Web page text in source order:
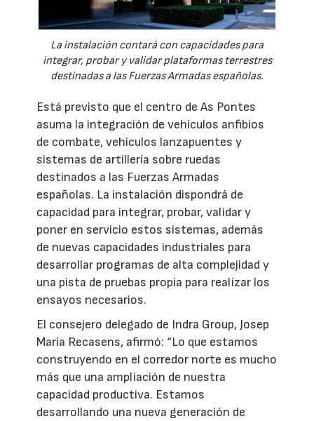
La instalación contará con capacidades para
integrar, probar y validar plataformas terrestres
destinadas a las Fuerzas Armadas españolas.
Está previsto que el centro de As Pontes
asuma la integración de vehículos anfibios
de combate, vehículos lanzapuentes y
sistemas de artillería sobre ruedas
destinados a las Fuerzas Armadas
españolas. La instalación dispondrá de
capacidad para integrar, probar, validar y
poner en servicio estos sistemas, además
de nuevas capacidades industriales para
desarrollar programas de alta complejidad y
una pista de pruebas propia para realizar los
ensayos necesarios.
El consejero delegado de Indra Group, Josep
María Recasens, afirmó: “Lo que estamos
construyendo en el corredor norte es mucho
más que una ampliación de nuestra
capacidad productiva. Estamos
desarrollando una nueva generación de